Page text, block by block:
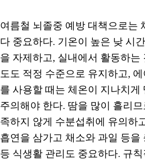
여름철 뇌졸중 예방 대책으로는
다 중요하다. 기온이 높은 낮 시
을 자제하고, 실내에서 활동하는
도도 적정 수준으로 유지하고,
를 사용할 때는 체온이 지나치게
주의해야 한다. 땀을 많이 흘리
족하지 않게 수분섭취에 유의하
흡연을 삼가고 채소와 과일 등을
등 식생활 관리도 중요하다. 규